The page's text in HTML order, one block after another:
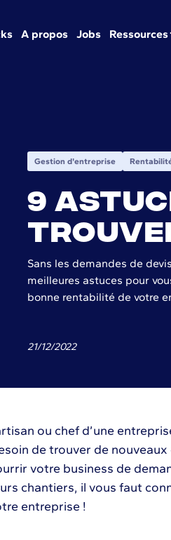
A propos Jobs Ressources
Gestion d'entreprise
9
Sans les demandes de
meilleures astuces pour
bonne rentabilité de votre
21/12/2022
ou chef d’une
de trouver de
votre business de
chantiers, il vous faut
entreprise !